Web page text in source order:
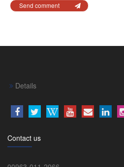
Send comment
Details
Contact us